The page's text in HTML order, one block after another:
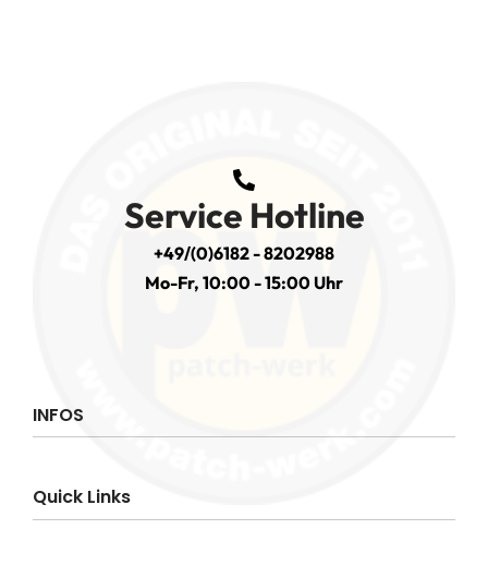
Service Hotline
+49/(0)6182 - 8202988
Mo-Fr, 10:00 - 15:00 Uhr
INFOS
Quick Links